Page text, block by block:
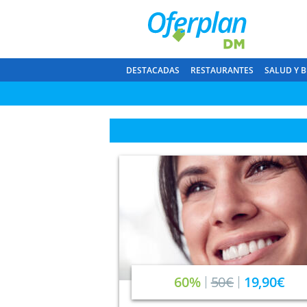
DESTACADAS RESTAURANTES SALUD Y
60% 50€ 19,90€